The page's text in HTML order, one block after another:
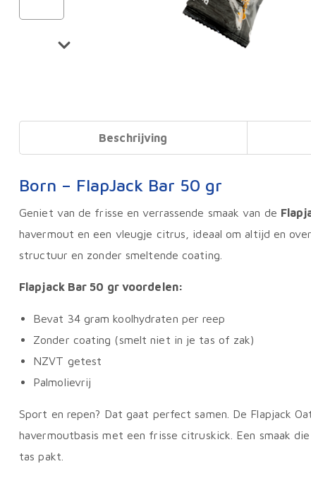
Beschrijving
Born – FlapJack Bar 50 gr
Geniet van de frisse en verrassende smaak van de
havermout en een vleugje citrus, ideaal om altijd en
structuur en zonder smeltende coating.
Flapjack Bar 50 gr voordelen:
Bevat 34 gram koolhydraten per reep
Zonder coating (smelt niet in je tas of zak)
NZVT getest
Palmolievrij
Sport en repen? Dat gaat perfect samen. De Flapjack
havermoutbasis met een frisse citruskick. Een smaak
tas pakt.